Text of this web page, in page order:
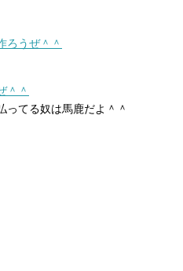
ろうぜ＾＾
＾＾
ってる奴は馬鹿だよ＾＾